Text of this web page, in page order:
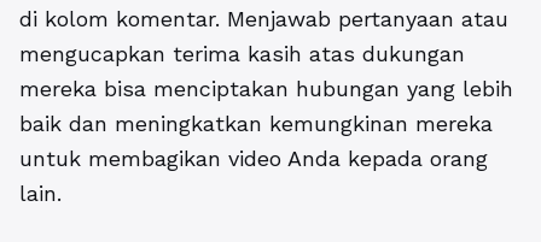
di kolom komentar. Menjawab pertanyaan atau
mengucapkan terima kasih atas dukungan
mereka bisa menciptakan hubungan yang lebih
baik dan meningkatkan kemungkinan mereka
untuk membagikan video Anda kepada orang
lain.